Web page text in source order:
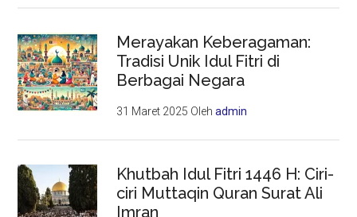
Merayakan Keberagaman:
Tradisi Unik Idul Fitri di
Berbagai Negara
31 Maret 2025 Olehadmin
Khutbah Idul Fitri 1446 H: Ciri-
ciri Muttaqin Quran Surat Ali
Imran